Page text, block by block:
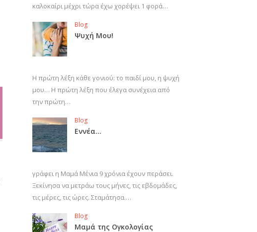
καλοκαίρι μέχρι τώρα έχω χορέψει 1 φορά…
Blog
Ψυχή Μου!
Η πρώτη λέξη κάθε γονιού: το παιδί μου, η ψυχή
μου… Η πρώτη λέξη που έλεγα συνέχεια από
την πρώτη…
Blog
Εννέα…
γράφει η Μαμά Μένια 9 χρόνια έχουν περάσει.
Ξεκίνησα να μετράω τους μήνες, τις εβδομάδες,
τις μέρες, τις ώρες. Σταμάτησα.…
Blog
Μαμά της Ογκολογίας